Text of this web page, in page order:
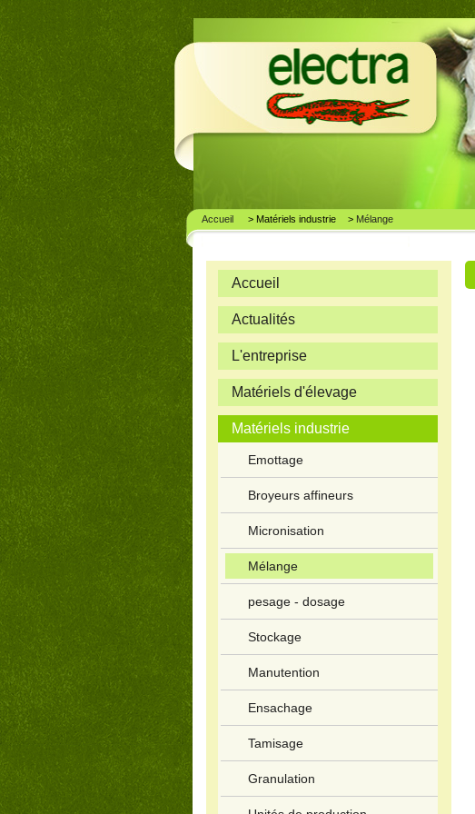
Accueil > Matériels industrie > Mélange
Accueil
Actualités
L'entreprise
Matériels d'élevage
Matériels industrie
Emottage
Broyeurs affineurs
Micronisation
Mélange
pesage - dosage
Stockage
Manutention
Ensachage
Tamisage
Granulation